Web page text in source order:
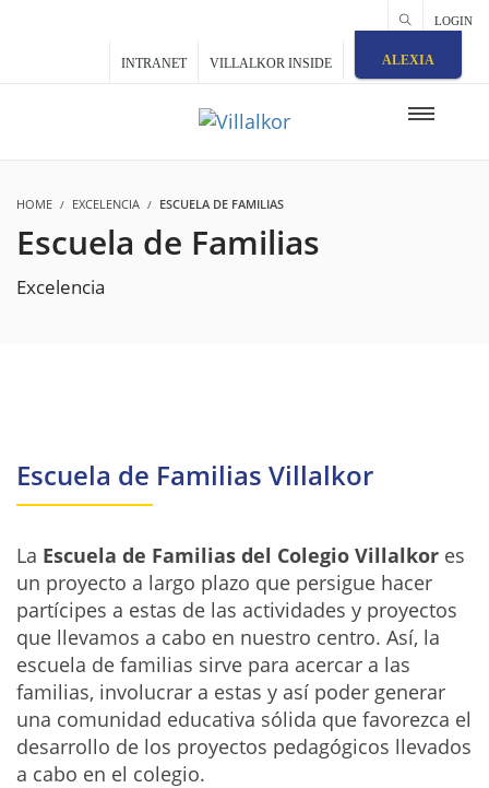
LOGIN
INTRANET VILLALKOR INSIDE ALEXIA
HOME EXCELENCIA ESCUELA DE FAMILIAS
Escuela de Familias
Excelencia
Escuela de Familias Villalkor
La Escuela de Familias del Colegio Villalkor es
un proyecto a largo plazo que persigue hacer
partícipes a estas de las actividades y proyectos
que llevamos a cabo en nuestro centro. Así, la
escuela de familias sirve para acercar a las
familias, involucrar a estas y así poder generar
una comunidad educativa sólida que favorezca el
desarrollo de los proyectos pedagógicos llevados
a cabo en el colegio.